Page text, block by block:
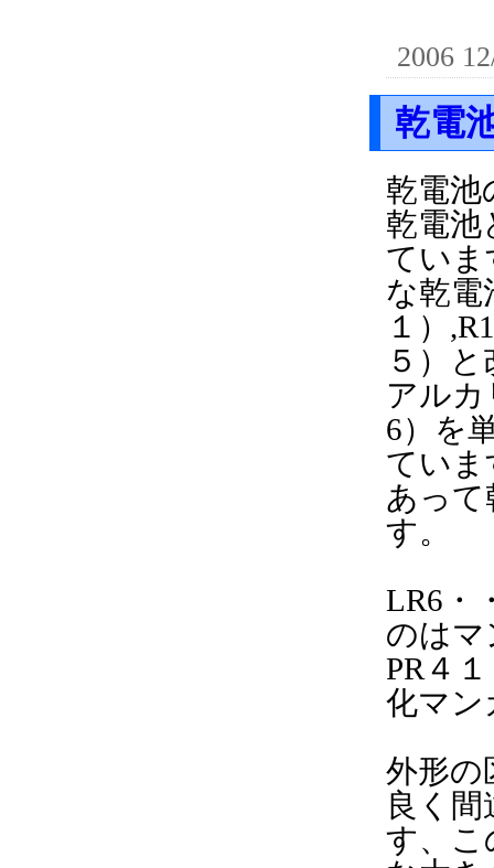
2006
乾電
乾電池
乾電池
ていま
な乾電
１）
５）
アル
6）を
てい
あって
す。
LR6
のは
PR４
化マ
外形
良く
す、こ